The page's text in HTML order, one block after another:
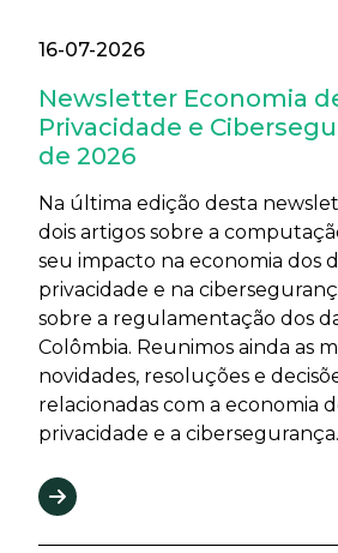
16-07-2026
Newsletter Economia
Privacidade e
de 2026
Na última edição desta
dois artigos sobre a
seu impacto na economia dos
privacidade e na
sobre a regulamentação dos
Colômbia. Reunimos ainda as
novidades, resoluções e
relacionadas com a economia
privacidade e a cibersegurança.